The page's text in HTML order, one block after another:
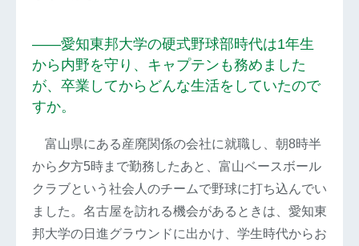
――愛知東邦大学の硬式野球部時代は1年生
から内野を守り、キャプテンも務めました
が、卒業してからどんな生活をしていたので
すか。
富山県にある産廃関係の会社に就職し、朝8時半
から夕方5時まで勤務したあと、富山ベースボール
クラブという社会人のチームで野球に打ち込んでい
ました。名古屋を訪れる機会があるときは、愛知東
邦大学の日進グラウンドに出かけ、学生時代からお